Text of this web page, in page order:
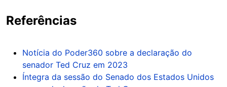
Referências
Notícia do Poder360 sobre a declaração do
senador Ted Cruz em 2023
Íntegra da sessão do Senado dos Estados Unidos